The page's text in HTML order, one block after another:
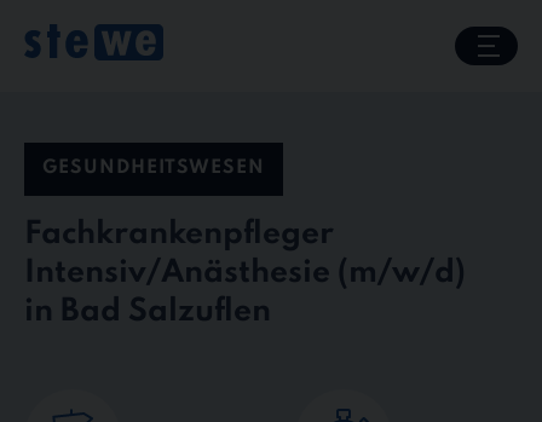
content
GESUNDHEITSWESEN
Fachkrankenpfleger
Intensiv/Anästhesie
in Bad Salzuflen